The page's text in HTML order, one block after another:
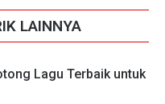
LAINNYA
Lagu Terbaik untuk